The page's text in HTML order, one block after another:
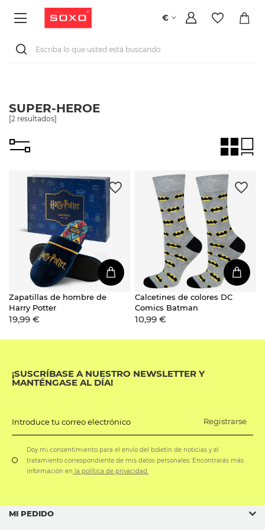
€
SUPER-HEROE
[2 resultados]
Zapatillas de hombre de
Harry Potter
19,99 €
Calcetines de colores DC
Comics Batman
10,99 €
¡SUSCRÍBASE A NUESTRO NEWSLETTER Y
MANTÉNGASE AL DÍA!
Introduce tu correo electrónico Registrarse
Doy mi consentimiento para el envío del boletín de noticias y el
tratamiento correspondiente de mis datos personales. Encontrarás más
información en la política de privacidad.
MI PEDIDO